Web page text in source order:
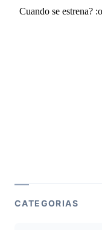
CATEGORIAS